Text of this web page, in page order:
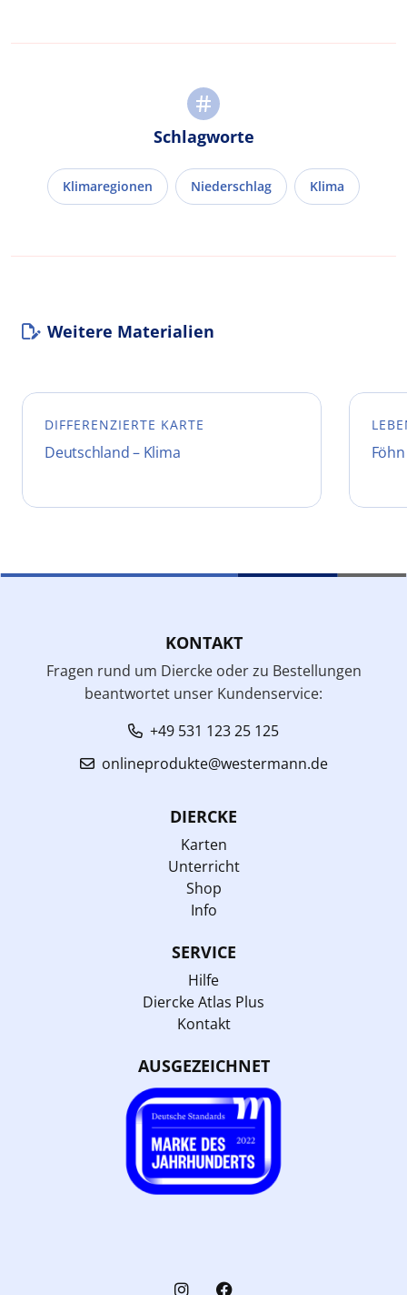
Schlagworte
Klimaregionen Niederschlag Klima
Weitere Materialien
DIFFERENZIERTE KARTE
Deutschland – Klima Föhn
KONTAKT
Fragen rund um Diercke oder zu Bestellungen
beantwortet unser Kundenservice:
+49 531 123 25 125
onlineprodukte@westermann.de
DIERCKE
Karten
Unterricht
Shop
Info
SERVICE
Hilfe
Diercke Atlas Plus
Kontakt
AUSGEZEICHNET